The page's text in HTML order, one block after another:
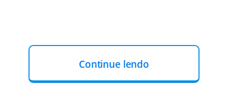
Continue lendo